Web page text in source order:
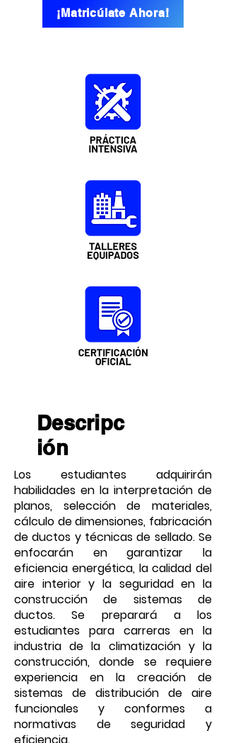
¡Matricúlate Ahora!
Descripc
ión
Los estudiantes adquirirán
habilidades en la interpretación de
planos, selección de materiales,
cálculo de dimensiones, fabricación
de ductos y técnicas de sellado. Se
enfocarán en garantizar la
eficiencia energética, la calidad del
aire interior y la seguridad en la
construcción de sistemas de
ductos. Se preparará a los
estudiantes para carreras en la
industria de la climatización y la
construcción, donde se requiere
experiencia en la creación de
sistemas de distribución de aire
funcionales y conformes a
normativas de seguridad y